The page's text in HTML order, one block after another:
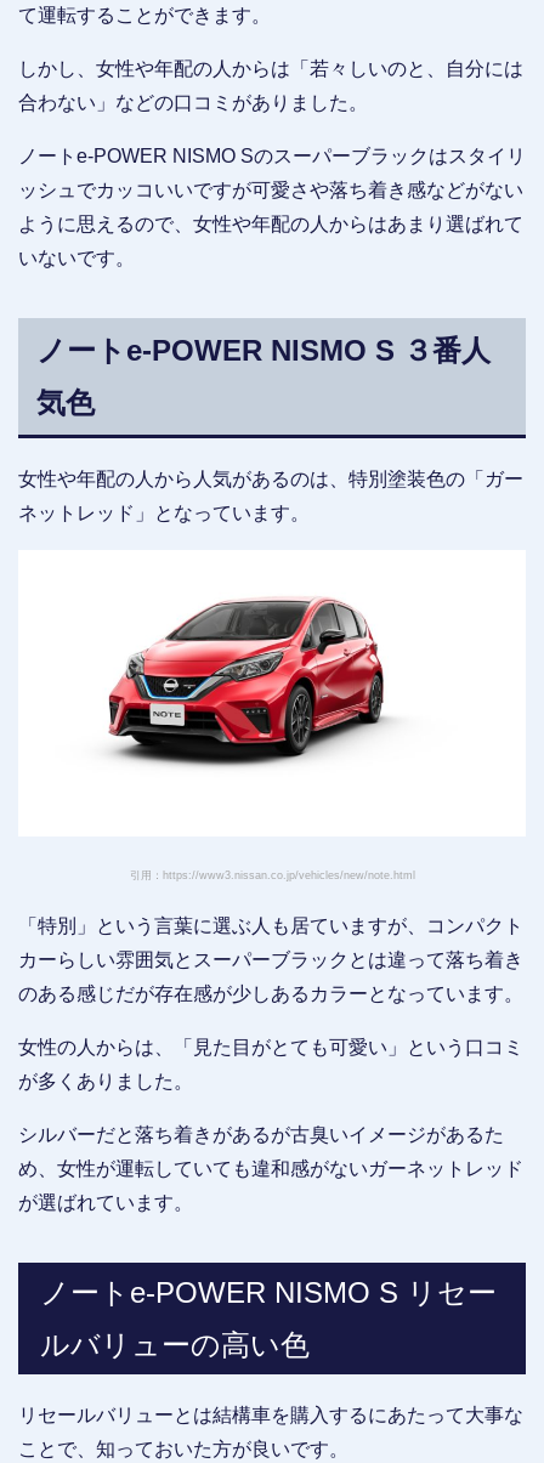
て運転することができます。
しかし、女性や年配の人からは「若々しいのと、自分には
合わない」などの口コミがありました。
ノートe-POWER NISMO Sのスーパーブラックはスタイリ
ッシュでカッコいいですが可愛さや落ち着き感などがない
ように思えるので、女性や年配の人からはあまり選ばれて
いないです。
ノートe-POWER NISMO S ３番人
気色
女性や年配の人から人気があるのは、特別塗装色の「ガー
ネットレッド」となっています。
引用：https://www3.nissan.co.jp/vehicles/new/note.html
「特別」という言葉に選ぶ人も居ていますが、コンパクト
カーらしい雰囲気とスーパーブラックとは違って落ち着き
のある感じだが存在感が少しあるカラーとなっています。
女性の人からは、「見た目がとても可愛い」という口コミ
が多くありました。
シルバーだと落ち着きがあるが古臭いイメージがあるた
め、女性が運転していても違和感がないガーネットレッド
が選ばれています。
ノートe-POWER NISMO S リセー
ルバリューの高い色
リセールバリューとは結構車を購入するにあたって大事な
ことで、知っておいた方が良いです。